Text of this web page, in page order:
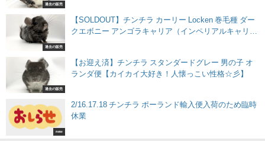
過去の販売
過去の販売
【SOLDOUT】チンチラ カーリー Locken 巻毛種 ダー
クエボニー アンゴラキャリア（インペリアルキャリ
過去の販売
【お迎え済】チンチラ スタンダードグレー 男の子 オ
ランダ便【カイカイ大好き！人懐っこい性格☆彡】
new
2/16.17.18 チンチラ ポーランド輸入便入荷のため臨時
休業